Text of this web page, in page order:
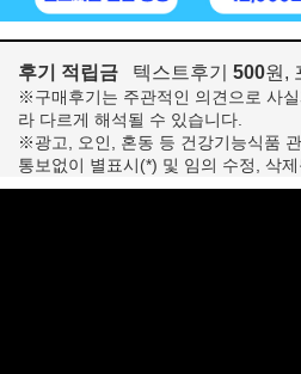
후기 적립금 텍스트후기 500원,
※구매후기는 주관적인 의견으로 사
라 다르게 해석될 수 있습니다.
※광고, 오인, 혼동 등 건강기능식품
통보없이 별표시(*) 및 임의 수정, 삭